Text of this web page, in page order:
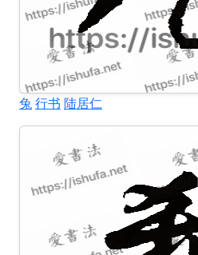
兔行书 陆居仁